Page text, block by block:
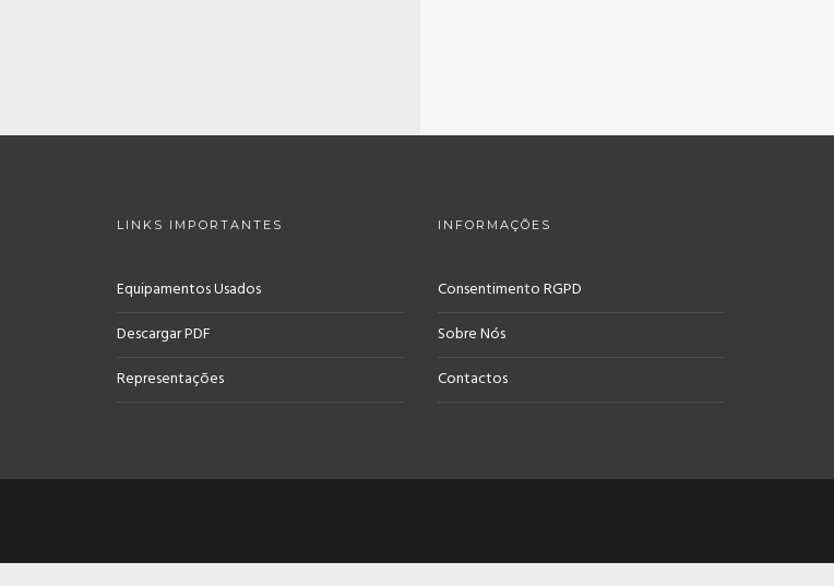
LINKS IMPORTANTES
Equipamentos Usados
Descargar PDF
Representações
INFORMAÇÕES
Consentimento RGPD
Sobre Nós
Contactos